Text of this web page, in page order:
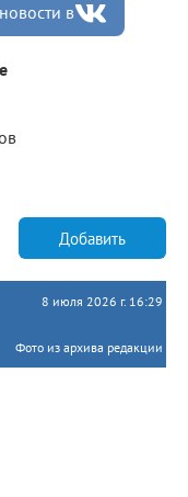
в
Добавить
8 июля 2026 г. 16:29
Фото из архива редакции